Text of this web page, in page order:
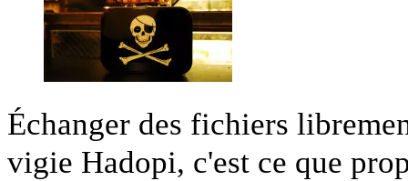
Échanger des fichiers
vigie Hadopi, c'est ce que